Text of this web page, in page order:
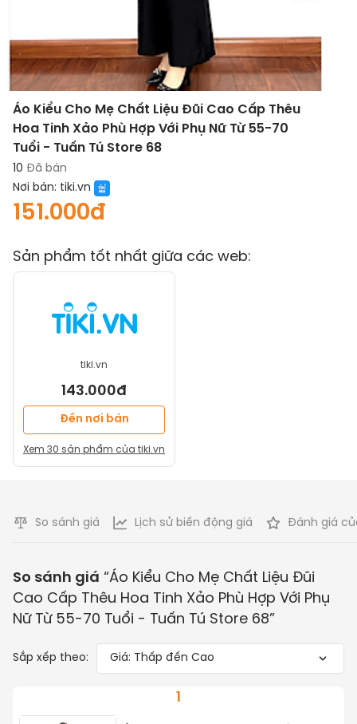
Áo Kiểu Cho Mẹ Chất Liệu Đũi Cao Cấp Thêu
Hoa Tinh Xảo Phù Hợp Với Phụ Nữ Từ 55-70
Tuổi - Tuấn Tú Store 68
10 Đã bán
Nơi bán: tiki.vn
151.000đ
Sản phẩm tốt nhất giữa các web:
tiki.vn
143.000đ
Đến nơi bán
Xem 30 sản phẩm của tiki.vn
So sánh giá Lịch sử biến động giá Đánh giá
So sánh giá “Áo Kiểu Cho Mẹ Chất Liệu Đũi
Cao Cấp Thêu Hoa Tinh Xảo Phù Hợp Với Phụ
Nữ Từ 55-70 Tuổi - Tuấn Tú Store 68”
Sắp xếp theo: Giá: Thấp đến Cao
1